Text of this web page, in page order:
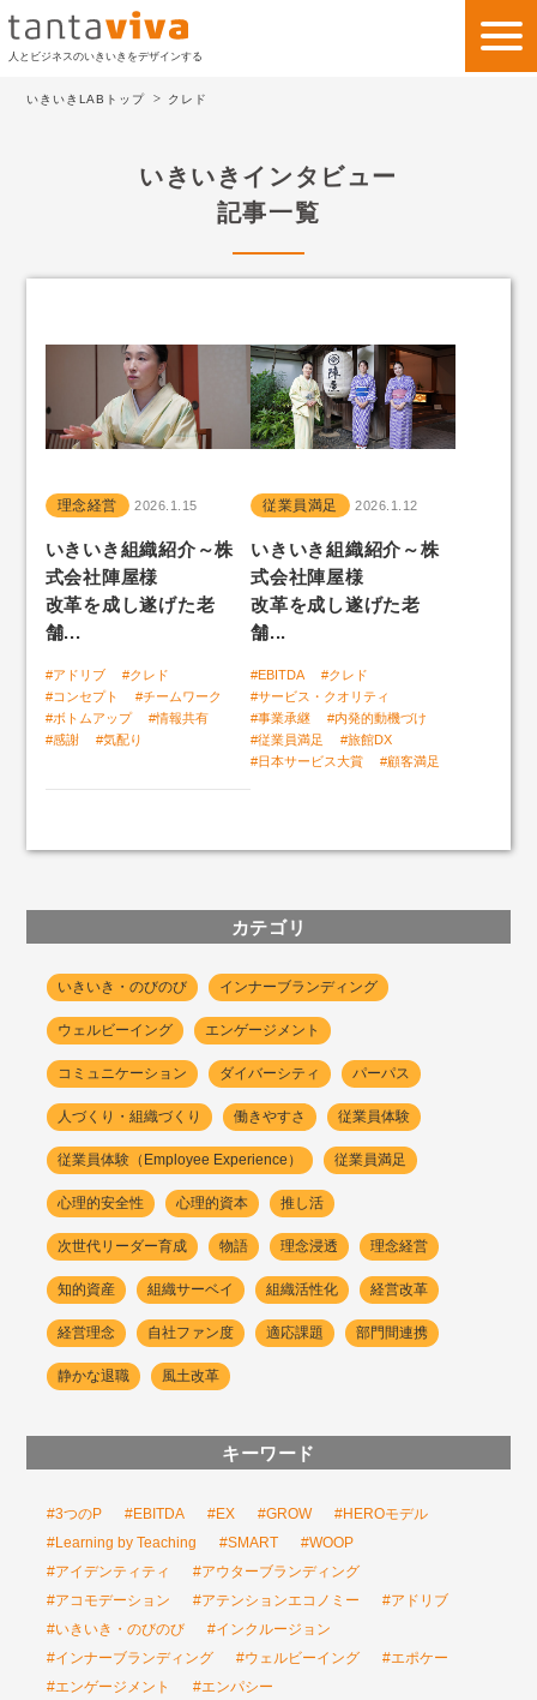
人とビジネスのいきいきをデザインする
私たちの考え方
私たちのビジネス
いきいきLAB
お問い合わせ
「自社ファン度」組織サーベイ
いきいきLABトップ
人と組織のいきいき好循環
いきいきLABトップ クレド
いきいきインタビュー
記事一覧
理念経営 2026.1.15
いきいき組織紹介～株
式会社陣屋様
改革を成し遂げた老
舗...
#アドリブ
#クレド
#コンセプト
#チームワーク
#ボトムアップ
#情報共有
#感謝
#気配り
従業員満足 2026.1.12
いきいき組織紹介～株
式会社陣屋様
改革を成し遂げた老
舗...
#EBITDA
#クレド
#サービス・クオリティ
#事業承継
#内発的動機づけ
#従業員満足
#旅館DX
#日本サービス大賞
#顧客満足
カテゴリ
いきいき・のびのび インナーブランディング
ウェルビーイング エンゲージメント
コミュニケーション ダイバーシティ パーパス
人づくり・組織づくり 働きやすさ 従業員体験
従業員体験（Employee Experience） 従業員満足
心理的安全性 心理的資本 推し活
次世代リーダー育成 物語 理念浸透 理念経営
知的資産 組織サーベイ 組織活性化 経営改革
経営理念 自社ファン度 適応課題 部門間連携
静かな退職 風土改革
キーワード
#3つのP #EBITDA #EX #GROW
#HEROモデル
#Learning by Teaching
#SMART
#WOOP
#アイデンティティ
#アウターブランディング
#アコモデーション
#アテンションエコノミー
#アドリブ
#いきいき・のびのび
#インクルージョン
#インナーブランディング
#ウェルビーイング
#エポケー
#エンゲージメント
#エンパシー